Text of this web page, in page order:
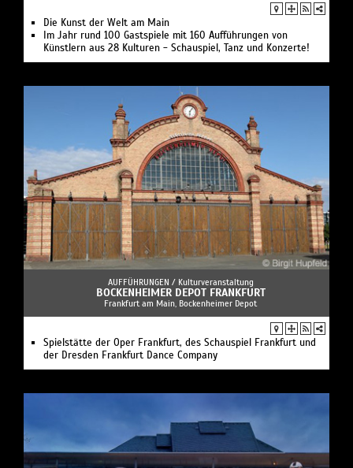
Die Kunst der Welt am Main
Im Jahr rund 100 Gastspiele mit 160 Aufführungen von
Künstlern aus 28 Kulturen - Schauspiel, Tanz und Konzerte!
AUFFÜHRUNGEN / Kulturveranstaltung
BOCKENHEIMER DEPOT FRANKFURT
Frankfurt am Main, Bockenheimer Depot
Spielstätte der Oper Frankfurt, des Schauspiel Frankfurt und
der Dresden Frankfurt Dance Company